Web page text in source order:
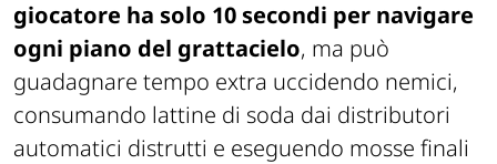
giocatore ha solo 10 secondi per navigare
ogni piano del grattacielo, ma può
guadagnare tempo extra uccidendo nemici,
consumando lattine di soda dai distributori
automatici distrutti e eseguendo mosse finali